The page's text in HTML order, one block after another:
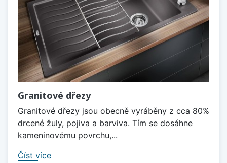
Granitové dřezy
Granitové dřezy jsou obecně vyráběny z cca 80%
drcené žuly, pojiva a barviva. Tím se dosáhne
kameninovému povrchu,...
Číst více